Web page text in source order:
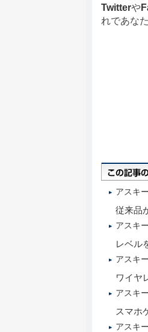
Twitterや
れであな
アスキ
従来品
アスキ
レベル
アスキ
ワイヤ
アスキ
スマホ
アスキ